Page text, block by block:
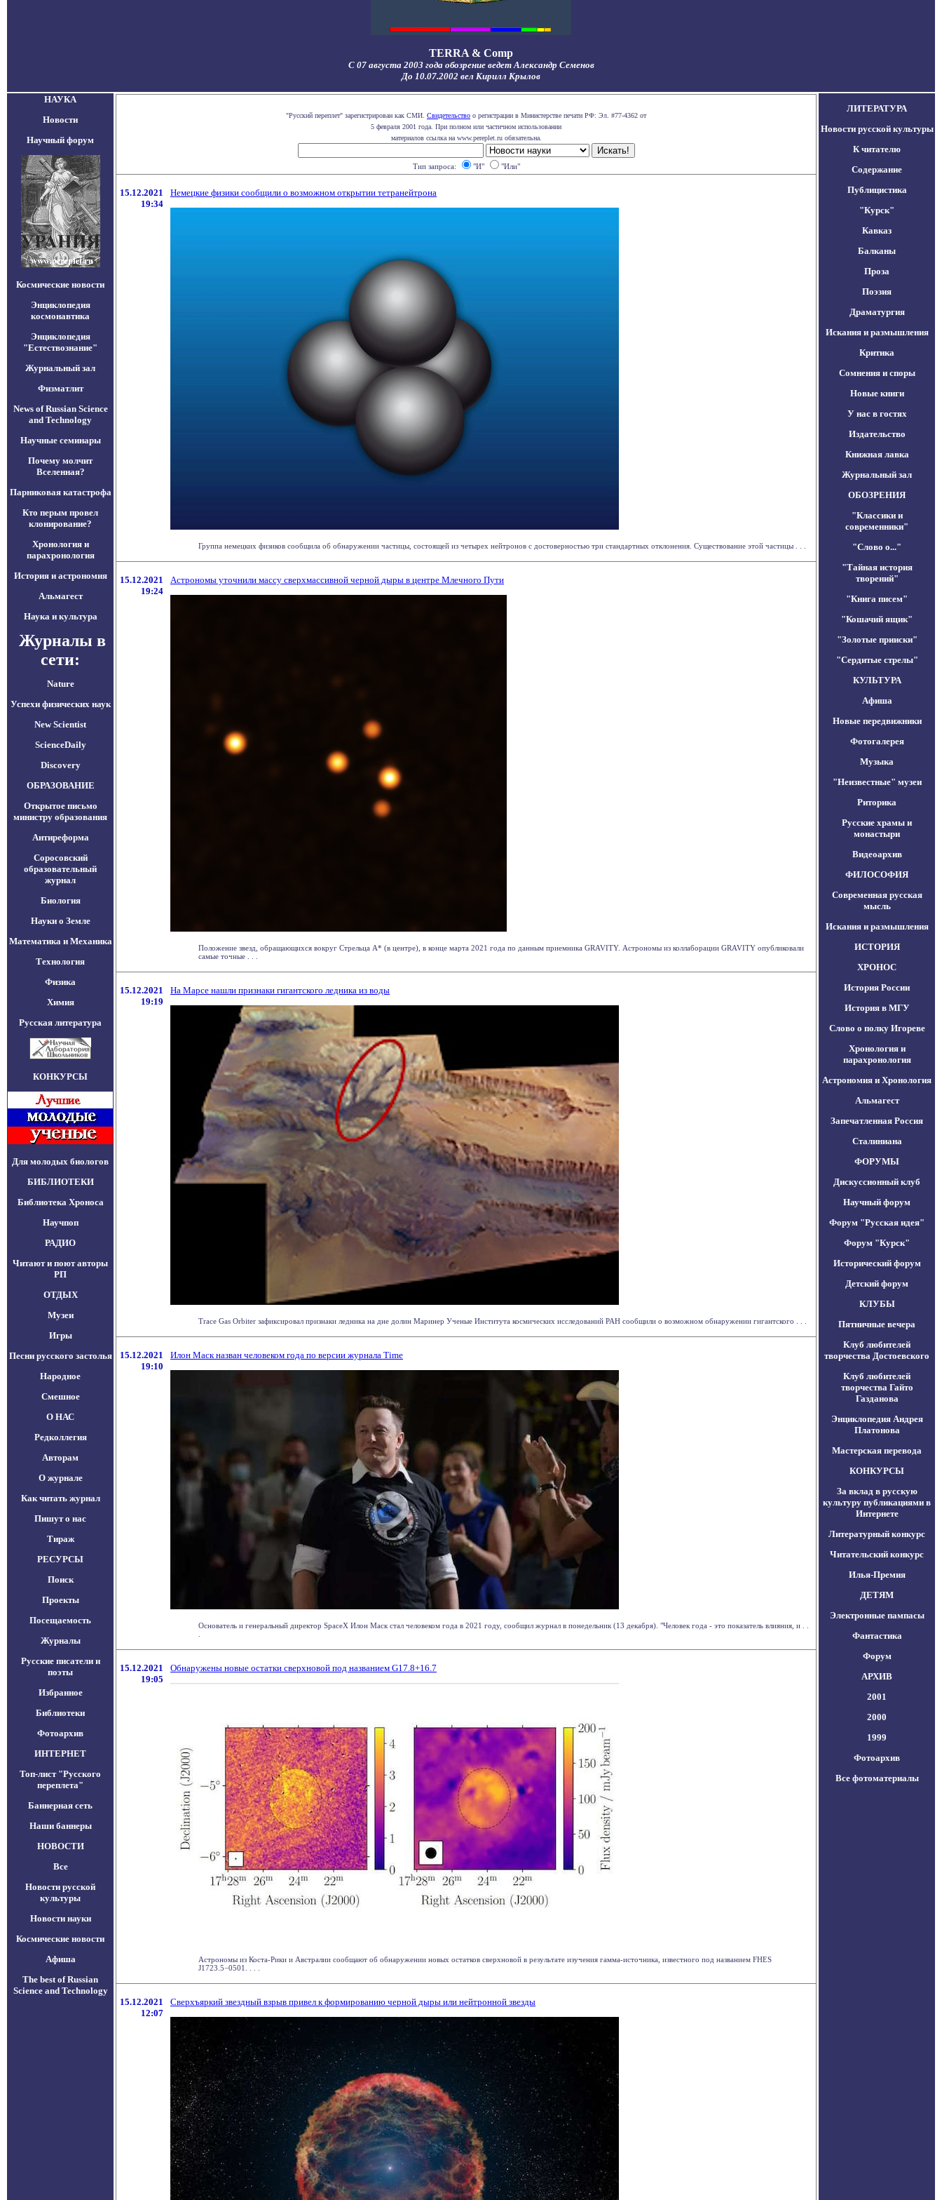
TERRA & Comp
С 07 августа 2003 года обозрение ведет Александр Семенов
До 10.07.2002 вел Кирилл Крылов
НАУКА
Новости
Научный форум
Космические новости
Энциклопедия
космонавтика
Энциклопедия
"Естествознание"
Журнальный зал
Физматлит
News of Russian Science
and Technology
Научные семинары
Почему молчит
Вселенная?
Парниковая катастрофа
Кто перым провел
клонирование?
Хронология и
парахронология
История и астрономия
Альмагест
Наука и культура
Журналы в
сети:
Nature
Успехи физических наук
New Scientist
ScienceDaily
Discovery
ОБРАЗОВАНИЕ
Открытое письмо
министру образования
Антиреформа
Соросовский
образовательный
журнал
Биология
Науки о Земле
Математика и Механика
Технология
Физика
Химия
Русская литература
КОНКУРСЫ
Для молодых биологов
БИБЛИОТЕКИ
Библиотека Хроноса
Научпоп
РАДИО
Читают и поют авторы
РП
ОТДЫХ
Музеи
Игры
Песни русского застолья
Народное
Смешное
О НАС
Редколлегия
Авторам
О журнале
Как читать журнал
Пишут о нас
Тираж
РЕСУРСЫ
Поиск
Проекты
Посещаемость
Журналы
Русские писатели и
поэты
Избранное
Библиотеки
Фотоархив
ИНТЕРНЕТ
Топ-лист "Русского
переплета"
Баннерная сеть
Наши баннеры
НОВОСТИ
Все
Новости русской
культуры
Новости науки
Космические новости
Афиша
The best of Russian
Science and Technology
"Русский переплет" зарегистрирован как СМИ. Свидетельство о регистрации в Министерстве печати РФ: Эл. #77-4362 от
5 февраля 2001 года. При полном или частичном использовании
материалов ссылка на www.pereplet.ru обязательна.
Тип запроса: "И" "Или"
15.12.2021
19:34
Немецкие физики сообщили о возможном открытии тетранейтрона
Группа немецких физиков сообщила об обнаружении частицы, состоящей из четырех нейтронов с достоверностью три стандартных отклонения. Существование этой частицы . . .
15.12.2021
19:24
Астрономы уточнили массу сверхмассивной черной дыры в центре Млечного Пути
Положение звезд, обращающихся вокруг Стрельца A* (в центре), в конце марта 2021 года по данным приемника GRAVITY. Астрономы из коллаборации GRAVITY опубликовали
самые точные . . .
15.12.2021
19:19
На Марсе нашли признаки гигантского ледника из воды
Trace Gas Orbiter зафиксировал признаки ледника на дне долин Маринер Ученые Института космических исследований РАН сообщили о возможном обнаружении гигантского . . .
15.12.2021
19:10
Илон Маск назван человеком года по версии журнала Time
Основатель и генеральный директор SpaceX Илон Маск стал человеком года в 2021 году, сообщил журнал в понедельник (13 декабря). "Человек года - это показатель влияния, и . .
15.12.2021
19:05
Обнаружены новые остатки сверхновой под названием G17.8+16.7
Астрономы из Коста-Рики и Австралии сообщают об обнаружении новых остатков сверхновой в результате изучения гамма-источника, известного под названием FHES
J1723.5−0501. . . .
15.12.2021
12:07
Сверхъяркий звездный взрыв привел к формированию черной дыры или нейтронной звезды
ЛИТЕРАТУРА
Новости русской культуры
К читателю
Содержание
Публицистика
"Курск"
Кавказ
Балканы
Проза
Поэзия
Драматургия
Искания и размышления
Критика
Сомнения и споры
Новые книги
У нас в гостях
Издательство
Книжная лавка
Журнальный зал
ОБОЗРЕНИЯ
"Классики и
современники"
"Слово о..."
"Тайная история
творений"
"Книга писем"
"Кошачий ящик"
"Золотые прииски"
"Сердитые стрелы"
КУЛЬТУРА
Афиша
Новые передвижники
Фотогалерея
Музыка
"Неизвестные" музеи
Риторика
Русские храмы и
монастыри
Видеоархив
ФИЛОСОФИЯ
Современная русская
мысль
Искания и размышления
ИСТОРИЯ
ХРОНОС
История России
История в МГУ
Слово о полку Игореве
Хронология и
парахронология
Астрономия и Хронология
Альмагест
Запечатленная Россия
Сталиниана
ФОРУМЫ
Дискуссионный клуб
Научный форум
Форум "Русская идея"
Форум "Курск"
Исторический форум
Детский форум
КЛУБЫ
Пятничные вечера
Клуб любителей
творчества Достоевского
Клуб любителей
творчества Гайто
Газданова
Энциклопедия Андрея
Платонова
Мастерская перевода
КОНКУРСЫ
За вклад в русскую
культуру публикациями в
Интернете
Литературный конкурс
Читательский конкурс
Илья-Премия
ДЕТЯМ
Электронные пампасы
Фантастика
Форум
АРХИВ
2001
2000
1999
Фотоархив
Все фотоматериалы